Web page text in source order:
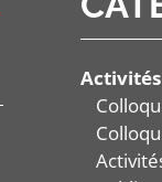
Activités